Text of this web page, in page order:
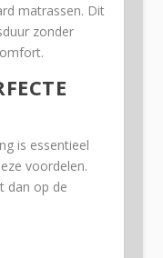
matrassen. Dit
zonder
is essentieel
voordelen.
dan op de